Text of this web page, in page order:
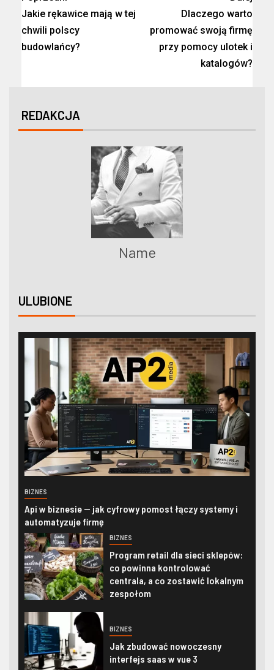
Jakie rękawice mają w tej
chwili polscy
budowlańcy?
Dlaczego warto
promować swoją firmę
przy pomocy ulotek i
katalogów?
REDAKCJA
Name
ULUBIONE
BIZNES
Api w biznesie — jak cyfrowy pomost łączy systemy i
automatyzuje firmę
BIZNES
Program retail dla sieci sklepów:
co powinna kontrolować
centrala, a co zostawić lokalnym
zespołom
BIZNES
Jak zbudować nowoczesny
interfejs saas w vue 3